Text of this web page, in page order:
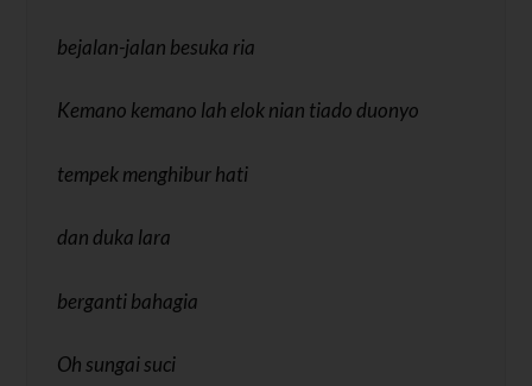
bejalan-jalan besuka ria
Kemano kemano lah elok nian tiado duonyo
tempek menghibur hati
dan duka lara
berganti bahagia
Oh sungai suci